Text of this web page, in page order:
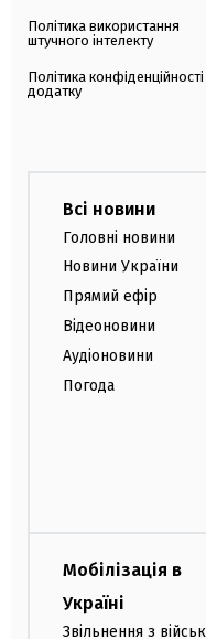
Політика використання
штучного інтелекту
Політика конфіденційності
додатку
Всі новини
Головні новини
Новини України
Прямий ефір
Відеоновини
Аудіоновини
Погода
Мобілізація в
Україні
Звільнення з